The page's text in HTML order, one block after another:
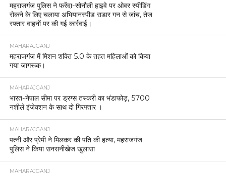
महराजगंज पुलिस ने फरेंदा-सोनौली हाइवे पर ओवर स्पीडिंग
रोकने के लिए चलाया अभियानस्पीड राडार गन से जांच, तेज
रफ्तार वाहनों पर की गई कार्रवाई।
MAHARAJGANJ
महराजगंज में मिशन शक्ति 5.0 के तहत महिलाओं को किया
गया जागरूक।
MAHARAJGANJ
भारत-नेपाल सीमा पर ड्रग्स तस्करी का भंडाफोड़, 5700
नशीले इंजेक्शन के साथ दो गिरफ्तार ।
MAHARAJGANJ
पत्नी और प्रेमी ने मिलकर की पति की हत्या, महराजगंज
पुलिस ने किया सनसनीखेज खुलासा
MAHARAJGANJ